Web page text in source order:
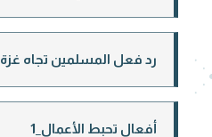
رد فعل المسلمين تجاه غزة
أفعال تحبط الأعمال_1